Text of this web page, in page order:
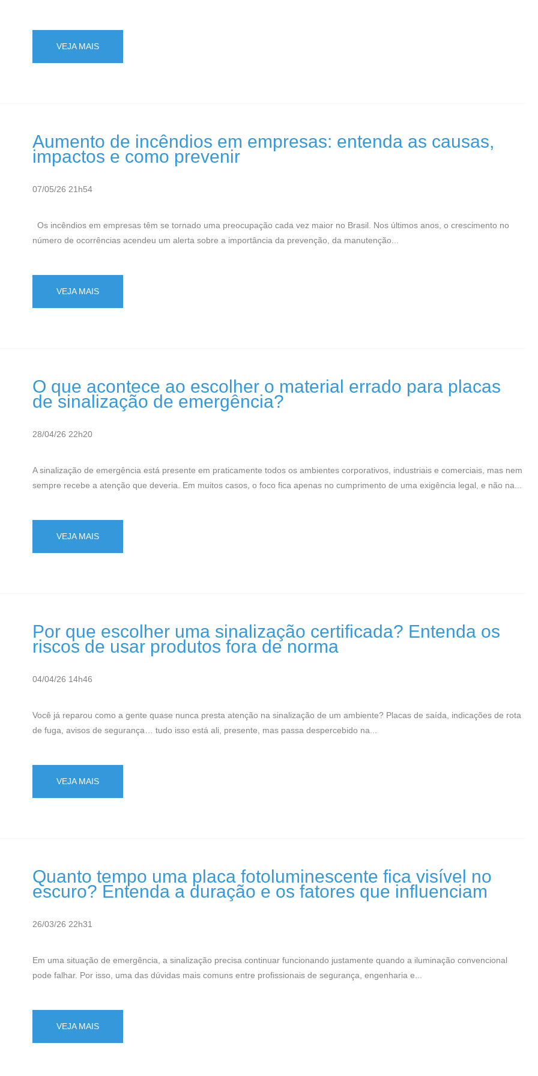
VEJA MAIS
Aumento de incêndios em empresas: entenda as causas,
impactos e como prevenir
07/05/26 21h54
Os incêndios em empresas têm se tornado uma preocupação cada vez maior no Brasil. Nos últimos anos, o crescimento no
número de ocorrências acendeu um alerta sobre a importância da prevenção, da manutenção...
VEJA MAIS
O que acontece ao escolher o material errado para placas
de sinalização de emergência?
28/04/26 22h20
A sinalização de emergência está presente em praticamente todos os ambientes corporativos, industriais e comerciais, mas nem
sempre recebe a atenção que deveria. Em muitos casos, o foco fica apenas no cumprimento de uma exigência legal, e não na...
VEJA MAIS
Por que escolher uma sinalização certificada? Entenda os
riscos de usar produtos fora de norma
04/04/26 14h46
Você já reparou como a gente quase nunca presta atenção na sinalização de um ambiente? Placas de saída, indicações de rota
de fuga, avisos de segurança… tudo isso está ali, presente, mas passa despercebido na...
VEJA MAIS
Quanto tempo uma placa fotoluminescente fica visível no
escuro? Entenda a duração e os fatores que influenciam
26/03/26 22h31
Em uma situação de emergência, a sinalização precisa continuar funcionando justamente quando a iluminação convencional
pode falhar. Por isso, uma das dúvidas mais comuns entre profissionais de segurança, engenharia e...
VEJA MAIS